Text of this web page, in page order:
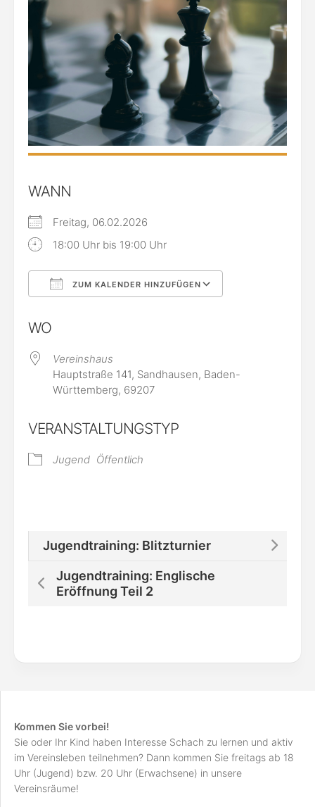
WANN
Freitag, 06.02.2026
18:00 Uhr bis 19:00 Uhr
ZUM KALENDER HINZUFÜGEN
WO
Vereinshaus
Hauptstraße 141, Sandhausen, Baden-
Württemberg, 69207
VERANSTALTUNGSTYP
Jugend Öffentlich
Jugendtraining: Blitzturnier
Jugendtraining: Englische
Eröffnung Teil 2
Kommen Sie vorbei!
Sie oder Ihr Kind haben Interesse Schach zu lernen und aktiv
im Vereinsleben teilnehmen? Dann kommen Sie freitags ab 18
Uhr (Jugend) bzw. 20 Uhr (Erwachsene) in unsere
Vereinsräume!